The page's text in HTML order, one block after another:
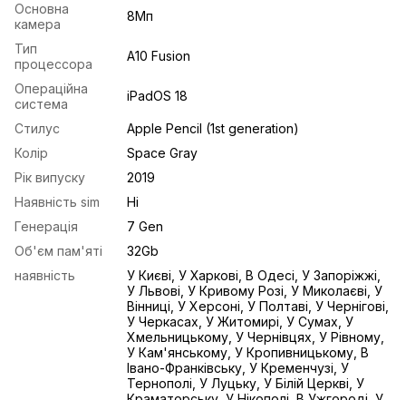
Основна
камера
8Mп
Тип
процессора
A10 Fusion
Операційна
система
iPadOS 18
Стилус
Apple Pencil (1st generation)
Колір
Space Gray
Рік випуску
2019
Наявність sim
Ні
Генерація
7 Gen
Об'єм пам'яті
32Gb
наявність
У Києві, У Харкові, В Одесі, У Запоріжжі,
У Львові, У Кривому Розі, У Миколаєві, У
Вінниці, У Херсоні, У Полтаві, У Чернігові,
У Черкасах, У Житомирі, У Сумах, У
Хмельницькому, У Чернівцях, У Рівному,
У Кам'янському, У Кропивницькому, В
Івано-Франківську, У Кременчузі, У
Тернополі, У Луцьку, У Білій Церкві, У